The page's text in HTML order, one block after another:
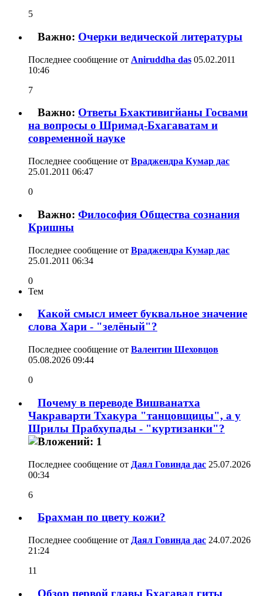
5
Важно: Очерки ведической литературы
Последнее сообщение от Aniruddha das 05.02.2011
10:46
7
Важно: Ответы Бхактивигйаны Госвами
на вопросы о Шримад-Бхагаватам и
современной науке
Последнее сообщение от Враджендра Кумар дас
25.01.2011 06:47
0
Важно: Философия Общества сознания
Кришны
Последнее сообщение от Враджендра Кумар дас
25.01.2011 06:34
0
Тем
Какой смысл имеет буквальное значение
слова Хари - "зелёный"?
Последнее сообщение от Валентин Шеховцов
05.08.2026 09:44
0
Почему в переводе Вишванатха
Чакраварти Тхакура "танцовщицы", а у
Шрилы Прабхупады - "куртизанки"?
Последнее сообщение от Даял Говинда дас 25.07.2026
00:34
6
Брахман по цвету кожи?
Последнее сообщение от Даял Говинда дас 24.07.2026
21:24
11
Обзор первой главы Бхагавад гиты